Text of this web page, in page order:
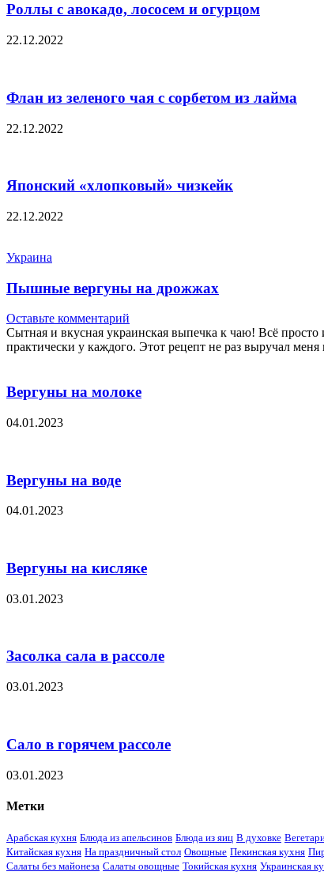
Роллы с авокадо, лососем и огурцом
22.12.2022
Флан из зеленого чая с сорбетом из лайма
22.12.2022
Японский «хлопковый» чизкейк
22.12.2022
Украина
Пышные вергуны на дрожжах
Оставьте комментарий
Сытная и вкусная украинская выпечка к чаю! Всё
практически у каждого. Этот рецепт не раз выручал
Вергуны на молоке
04.01.2023
Вергуны на воде
04.01.2023
Вергуны на кисляке
03.01.2023
Засолка сала в рассоле
03.01.2023
Сало в горячем рассоле
03.01.2023
Метки
Арабская кухня Блюда из апельсинов Блюда из яиц В духовке
Китайская кухня На праздничный стол Овощные Пекинская кухня
Салаты без майонеза Салаты овощные Токийская кухня Украинская